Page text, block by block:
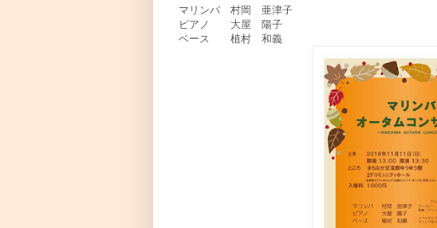
マリンバ 村岡 亜津子
ピアノ 大屋 陽子
ベース 植村 和義